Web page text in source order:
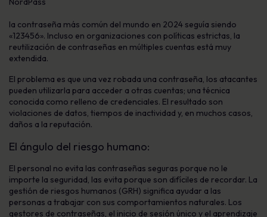
la contraseña más común del mundo en 2024 seguía siendo
«123456». Incluso en organizaciones con políticas estrictas, la
reutilización de contraseñas en múltiples cuentas está muy
extendida.
El problema es que una vez robada una contraseña, los atacantes
pueden utilizarla para acceder a otras cuentas; una técnica
conocida como relleno de credenciales. El resultado son
violaciones de datos, tiempos de inactividad y, en muchos casos,
daños a la reputación.
El ángulo del riesgo humano:
El personal no evita las contraseñas seguras porque no le
importe la seguridad, las evita porque son difíciles de recordar. La
gestión de riesgos humanos (GRH) significa ayudar a las
personas a trabajar con sus comportamientos naturales. Los
gestores de contraseñas, el inicio de sesión único y el aprendizaje